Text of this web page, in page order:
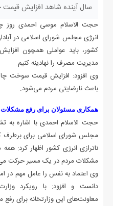
سال آینده شاهد افزایش قیمت‌
حجت الاسلام موسی احمدی روز
انرژی مجلس شورای اسلامی در
کشور، باید عواملی همچون
مدیریت مصرف را نهادینه کنیم.
وی افزود: افزایش قیمت سوخت
باعث نارضایتی مردم می‌شود.
همکاری مسئولان برای رفع
حجت الاسلام احمدی با اشاره به
مجلس شورای اسلامی برای
ناترازی انرژی کشور اظهار کرد:
مشکلات مردم در یک مسیر حرکت
وی اعتماد به‌ نفس را عامل مهم در
دانست و افزود: با رویکرد
معاونت‌های این وزارتخانه برای